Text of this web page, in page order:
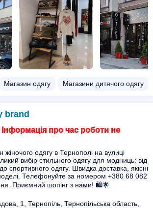
Магазин одягу Магазини дитячого одягу
brand
про час роботи не
одягу в Тернополі на вулиці
вибір стильного одягу для модниць: від
спортивного одягу. Швидка доставка, якісні
Телефонуйте за номером +380 68 082
Приємний шопінг з нами! 🛍️🌟
1, Тернопіль, Тернопільська область,